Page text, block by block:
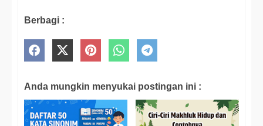
Berbagi :
Anda mungkin menyukai postingan ini :